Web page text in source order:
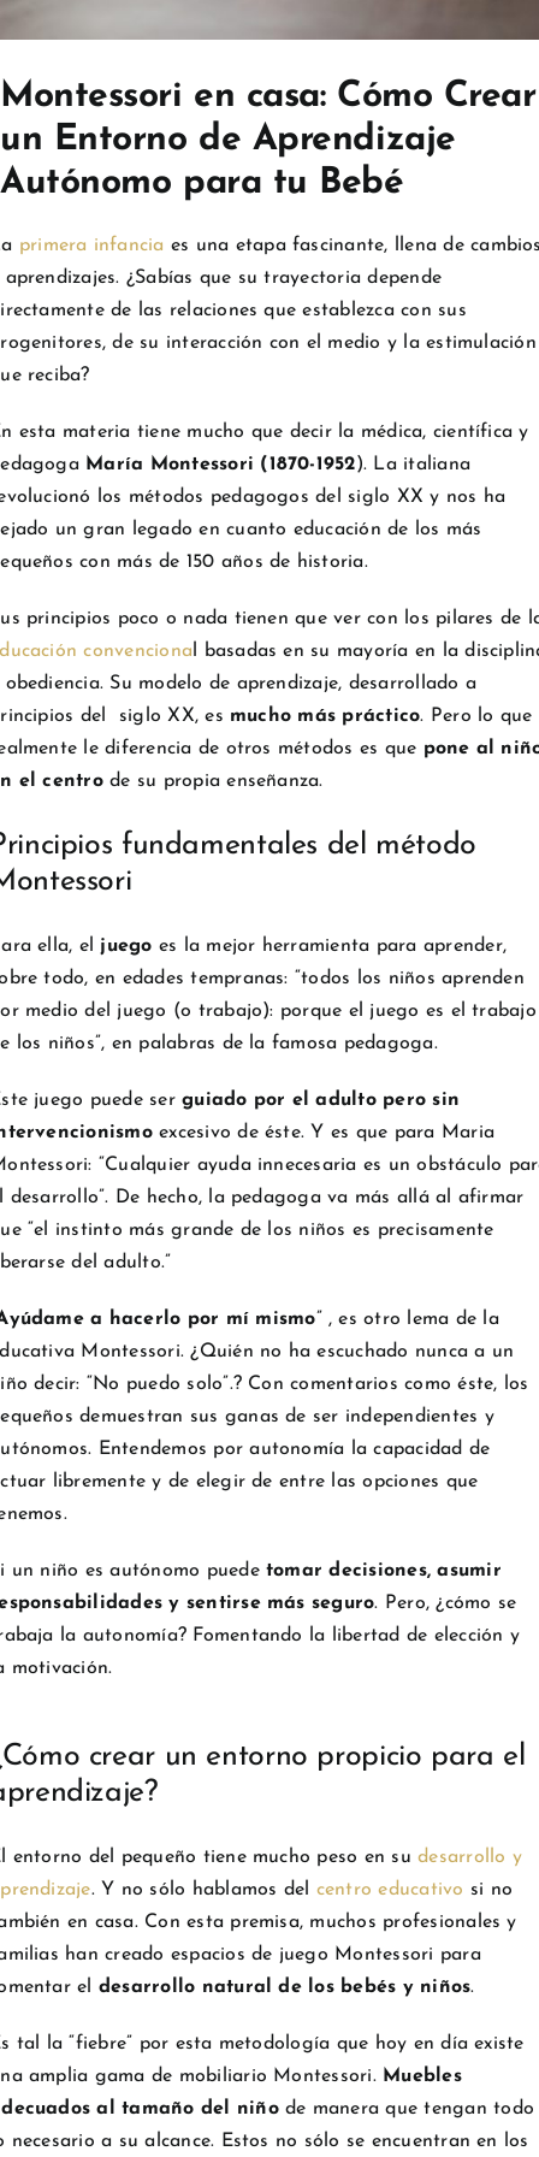
Montessori en casa: Cómo Crear
un Entorno de Aprendizaje
Autónomo para tu Bebé
primera infancia es una etapa fascinante, llena de
aprendizajes. ¿Sabías que su trayectoria depende
de las relaciones que establezca con sus
de su interacción con el medio y la estimulación
reciba?
esta materia tiene mucho que decir la médica, científica y
María Montessori (1870-1952). La italiana
los métodos pedagogos del siglo XX y nos ha
un gran legado en cuanto educación de los más
con más de 150 años de historia.
principios poco o nada tienen que ver con los pilares de
convenciona l basadas en su mayoría en la
obediencia. Su modelo de aprendizaje, desarrollado a
del siglo XX, es mucho más práctico. Pero lo que
le diferencia de otros métodos es que pone al
el centrode su propia enseñanza.
fundamentales del método
ella, el juego es la mejor herramienta para aprender,
todo, en edades tempranas: “todos los niños aprenden
medio del juego (o trabajo): porque el juego es el trabajo
los niños”, en palabras de la famosa pedagoga.
juego puede serguiado por el adulto pero sin
excesivo de éste. Y es que para Maria
“Cualquier ayuda innecesaria es un obstáculo
desarrollo”. De hecho, la pedagoga va más allá al afirmar
“el instinto más grande de los niños es precisamente
del adulto.”
a hacerlo por mí mismo” , es otro lema de la
Montessori. ¿Quién no ha escuchado nunca a un
decir: “No puedo solo”.? Con comentarios como éste, los
demuestran sus ganas de ser independientes y
Entendemos por autonomía la capacidad de
libremente y de elegir de entre las opciones que
un niño es autónomo puedetomar decisiones, asumir
y sentirse más seguro. Pero, ¿cómo se
la autonomía? Fomentando la libertad de elección y
motivación.
crear un entorno propicio para el
entorno del pequeño tiene mucho peso en su desarrollo y
. Y no sólo hablamos del centro educativo si no
en casa. Con esta premisa, muchos profesionales y
han creado espacios de juego Montessori para
el desarrollo natural de los bebés y niños.
tal la “fiebre” por esta metodología que hoy en día existe
amplia gama de mobiliario Montessori. Muebles
al tamaño del niñode manera que tengan todo
necesario a su alcance. Estos no sólo se encuentran en los